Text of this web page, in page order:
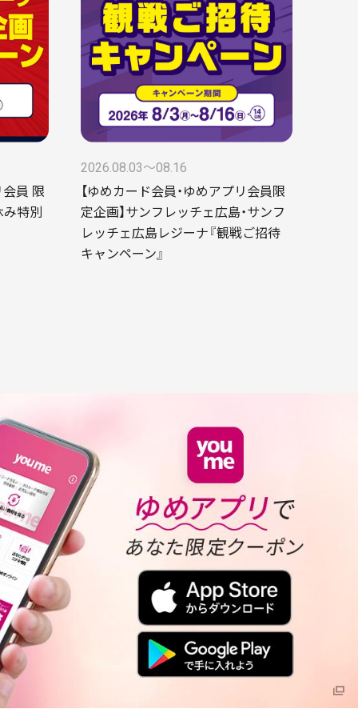
会員 限
特別
2026.08.03〜08.16
【ゆめカード会員・ゆめアプリ会員限
定企画】サンフレッチェ広島・サンフ
レッチェ広島レジーナ『観戦ご招待
キャンペーン』